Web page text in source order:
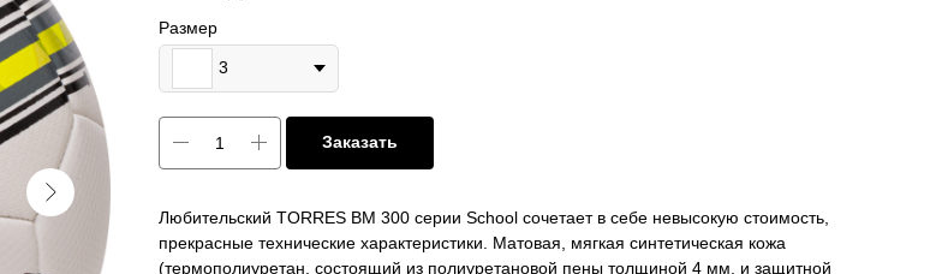
Размер
3
Заказать
Любительский TORRES BM 300 серии School сочетает в себе невысокую стоимость,
прекрасные технические характеристики. Матовая, мягкая синтетическая кожа
(термополиуретан, состоящий из полиуретановой пены толщиной 4 мм, и защитной